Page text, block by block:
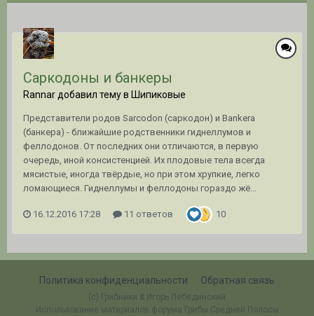
Саркодоны и банкеры
Rannar добавил тему в Шипиковые
Представители родов Sarcodon (саркодон) и Bankera
(банкера) - ближайшие родственники гиднеллумов и
феллодонов. От последних они отличаются, в первую
очередь, иной консистенцией. Их плодовые тела всегда
мясистые, иногда твёрдые, но при этом хрупкие, легко
ломающиеся. Гиднеллумы и феллодоны гораздо жё...
16.12.2016 17:28 11 ответов 10
Политика конфиденциальности Обратная связь
(c) Грибники & Игорь Лебединский
Использование материалов форума Грибы Средней Полосы